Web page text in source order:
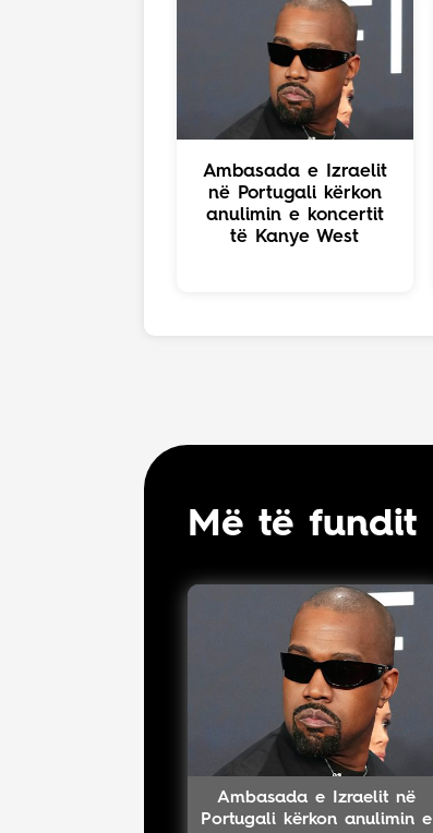
Ambasada e Izraelit
në Portugali kërkon
anulimin e koncertit
të Kanye West
Më të fundit
Ambasada e Izraelit në
Portugali kërkon anulimin e